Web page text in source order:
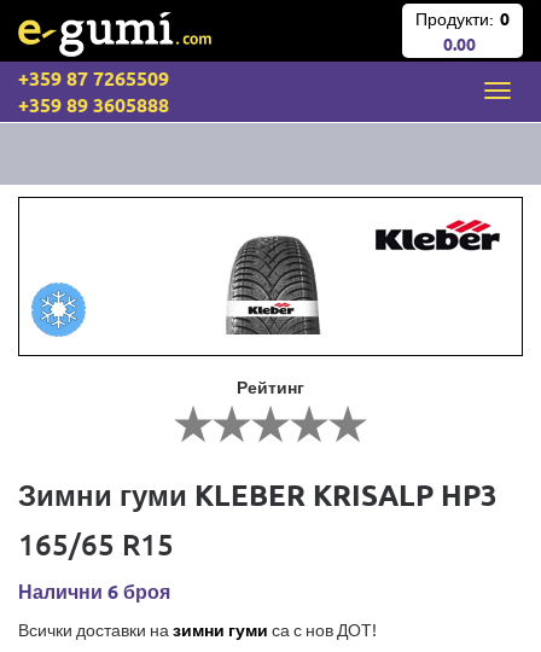
Продукти: 0
0.00
+359 87 7265509
+359 89 3605888
Рейтинг
Зимни гуми KLEBER KRISALP HP3
165/65 R15
Налични 6 броя
Всички доставки на зимни гуми са с нов ДОТ!